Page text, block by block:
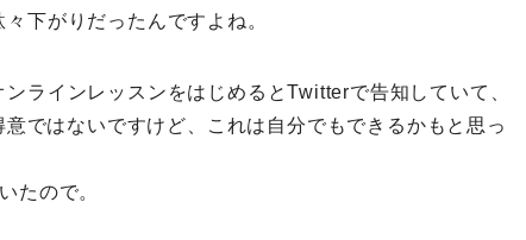
下がりだったんですよね。
ラインレッスンをはじめるとTwitterで告知していて、
ではないですけど、これは自分でもできるかもと思っ
たので。